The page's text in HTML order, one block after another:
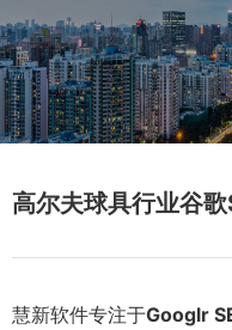
高尔夫球具行业谷
慧新软件专注于Googlr